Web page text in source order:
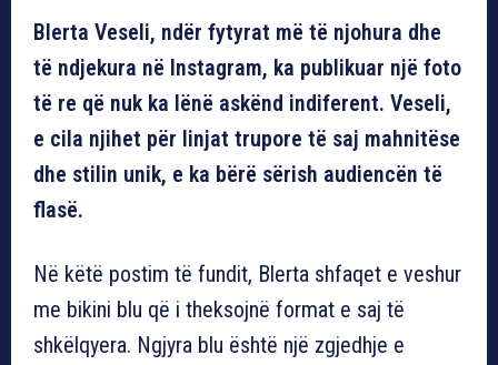
Blerta Veseli, ndër fytyrat më të njohura dhe
të ndjekura në Instagram, ka publikuar një foto
të re që nuk ka lënë askënd indiferent. Veseli,
e cila njihet për linjat trupore të saj mahnitëse
dhe stilin unik, e ka bërë sërish audiencën të
flasë.
Në këtë postim të fundit, Blerta shfaqet e veshur
me bikini blu që i theksojnë format e saj të
shkëlqyera. Ngjyra blu është një zgjedhje e